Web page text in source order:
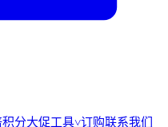
积分大促工具˅订购联系我们